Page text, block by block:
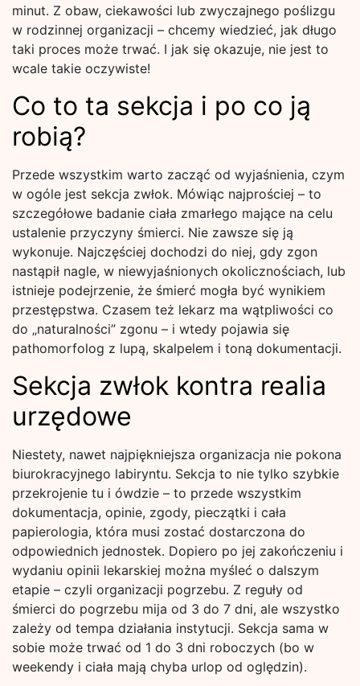
minut. Z obaw, ciekawości lub zwyczajnego poślizgu
w rodzinnej organizacji – chcemy wiedzieć, jak długo
taki proces może trwać. I jak się okazuje, nie jest to
wcale takie oczywiste!
Co to ta sekcja i po co ją
robią?
Przede wszystkim warto zacząć od wyjaśnienia, czym
w ogóle jest sekcja zwłok. Mówiąc najprościej – to
szczegółowe badanie ciała zmarłego mające na celu
ustalenie przyczyny śmierci. Nie zawsze się ją
wykonuje. Najczęściej dochodzi do niej, gdy zgon
nastąpił nagle, w niewyjaśnionych okolicznościach, lub
istnieje podejrzenie, że śmierć mogła być wynikiem
przestępstwa. Czasem też lekarz ma wątpliwości co
do „naturalności” zgonu – i wtedy pojawia się
pathomorfolog z lupą, skalpelem i toną dokumentacji.
Sekcja zwłok kontra realia
urzędowe
Niestety, nawet najpiękniejsza organizacja nie pokona
biurokracyjnego labiryntu. Sekcja to nie tylko szybkie
przekrojenie tu i ówdzie – to przede wszystkim
dokumentacja, opinie, zgody, pieczątki i cała
papierologia, która musi zostać dostarczona do
odpowiednich jednostek. Dopiero po jej zakończeniu i
wydaniu opinii lekarskiej można myśleć o dalszym
etapie – czyli organizacji pogrzebu. Z reguły od
śmierci do pogrzebu mija od 3 do 7 dni, ale wszystko
zależy od tempa działania instytucji. Sekcja sama w
sobie może trwać od 1 do 3 dni roboczych (bo w
weekendy i ciała mają chyba urlop od oględzin).